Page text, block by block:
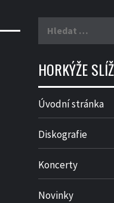
HORKÝŽE
Úvodní stránka
Diskografie
Koncerty
Novinky